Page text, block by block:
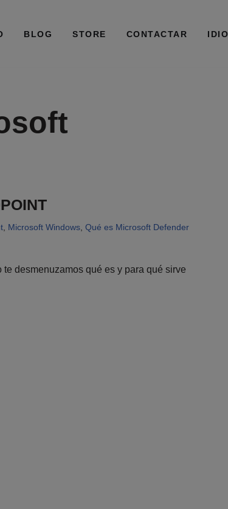
BLOG STORE CONTACTAR
, Microsoft Windows, Qué es Microsoft Defender
desmenuzamos qué es y para qué sirve